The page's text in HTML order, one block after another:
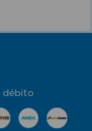
débito